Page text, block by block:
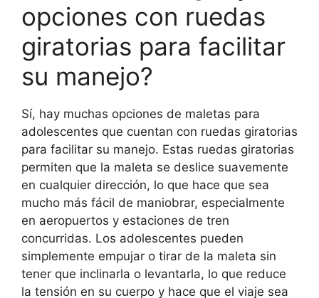
opciones con ruedas
giratorias para facilitar
su manejo?
Sí, hay muchas opciones de maletas para
adolescentes que cuentan con ruedas giratorias
para facilitar su manejo. Estas ruedas giratorias
permiten que la maleta se deslice suavemente
en cualquier dirección, lo que hace que sea
mucho más fácil de maniobrar, especialmente
en aeropuertos y estaciones de tren
concurridas. Los adolescentes pueden
simplemente empujar o tirar de la maleta sin
tener que inclinarla o levantarla, lo que reduce
la tensión en su cuerpo y hace que el viaje sea